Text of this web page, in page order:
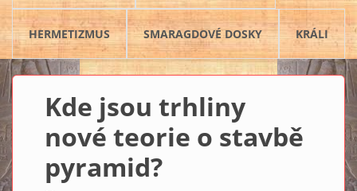
HERMETIZMUS SMARAGDOVÉ DOSKY KRÁLI
Kde jsou trhliny
nové teorie o stavbě
pyramid?